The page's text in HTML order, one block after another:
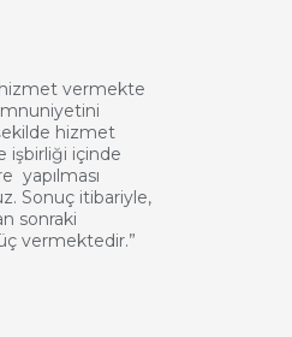
hizmet vermekte
hizmet
işbirliği içinde
yapılması
Sonuç itibariyle,
sonraki
vermektedir.”